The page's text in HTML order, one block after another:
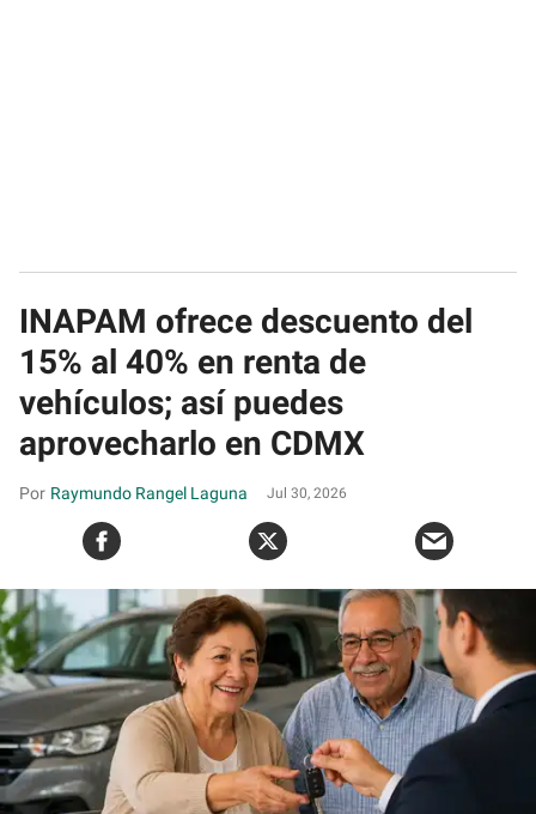
INAPAM ofrece descuento del
15% al 40% en renta de
vehículos; así puedes
aprovecharlo en CDMX
Raymundo Rangel Laguna Jul 30, 2026